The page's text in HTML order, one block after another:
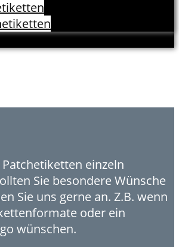
einzeln
Sie besondere Wünsche
Sie uns gerne an. Z.B. wenn
oder ein
wünschen.